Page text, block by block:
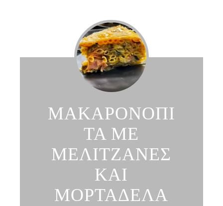
ΜΑΚΑΡΟΝΟΠΙ
ΤΑ ΜΕ
ΜΕΛΙΤΖΑΝΕΣ
ΚΑΙ
ΜΟΡΤΑΔΕΛΑ